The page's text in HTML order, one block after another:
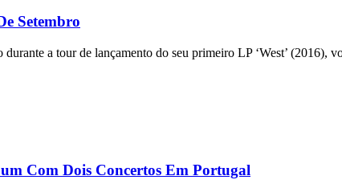
Setembro
a tour de lançamento do seu primeiro LP ‘West’ (2016),
Com Dois Concertos Em Portugal